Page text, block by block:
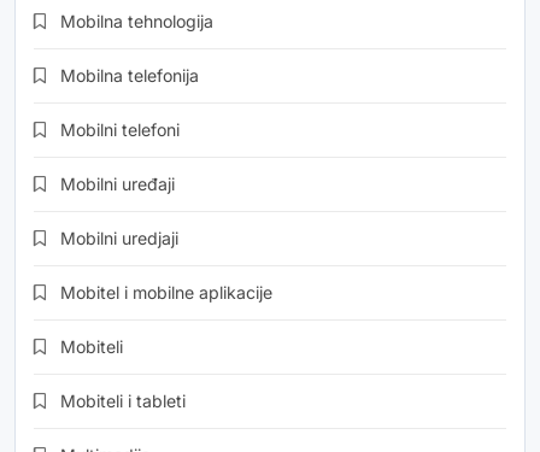
Mobilna tehnologija
Mobilna telefonija
Mobilni telefoni
Mobilni uređaji
Mobilni uredjaji
Mobitel i mobilne aplikacije
Mobiteli
Mobiteli i tableti